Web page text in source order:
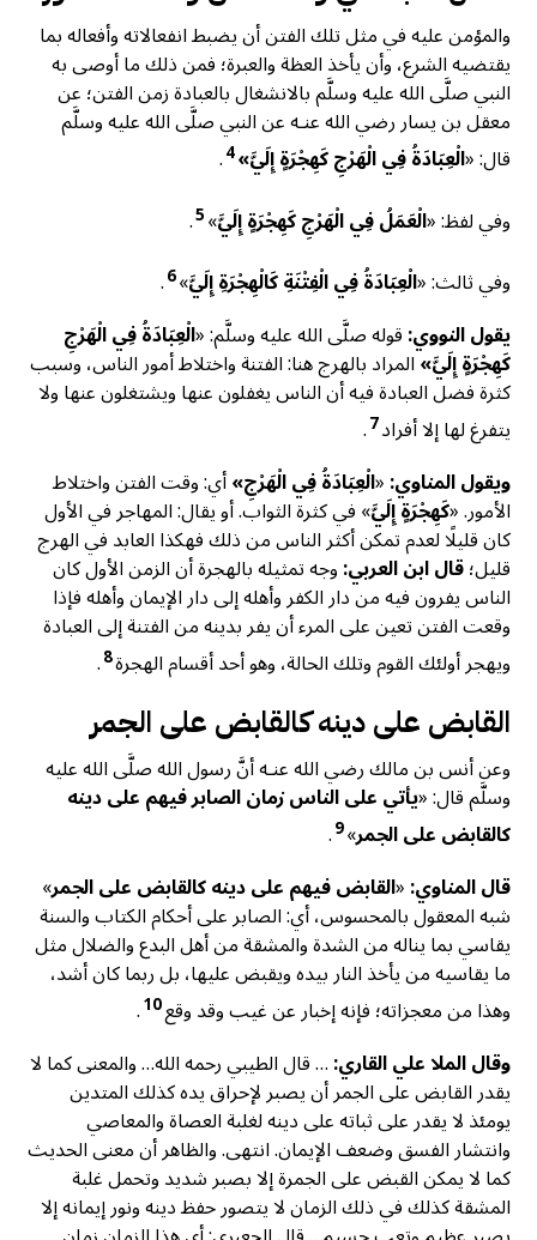
والمؤمن عليه في مثل تلك الفتن أن يضبط انفعالاته وأفعاله بما
يقتضيه الشرع، وأن يأخذ العظة والعبرة؛ فمن ذلك ما أوصى به
النبي صلَّى الله عليه وسلَّم بالانشغال بالعبادة زمن الفتن؛ عن
معقل بن يسار رضي الله عنـه عن النبي صلَّى الله عليه وسلَّم
قال: «الْعِبَادَةُ ‌فِي ‌الْهَرْجِ كَهِجْرَةٍ إِلَيَّ»4
.
وفي لفظ: «الْعَمَلُ فِي الْهَرْجِ كَهِجْرَةٍ إِلَيَّ»
5
.
وفي ثالث: «‌الْعِبَادَةُ ‌فِي ‌الْفِتْنَةِ كَالْهِجْرَةِ إِلَيَّ»
6
.
يقول النووي:قوله صلَّى الله عليه وسلَّم: «الْعِبَادَةُ ‌فِي ‌الْهَرْجِ
كَهِجْرَةٍ إِلَيَّ»المراد بالهرج هنا: الفتنة واختلاط أمور الناس، وسبب
كثرة فضل العبادة فيه أن الناس يغفلون عنها ويشتغلون عنها ولا
يتفرغ لها إلا أفراد7
.
ويقول المناوي:«الْعِبَادَةُ ‌فِي ‌الْهَرْجِ»أي: وقت الفتن واختلاط
الأمور. «كَهِجْرَةٍ إِلَيَّ» في كثرة الثواب. أو يقال: المهاجر في الأول
كان قليلًا لعدم تمكن أكثر الناس من ذلك فهكذا العابد في الهرج
قليل؛قال ابن العربي:وجه تمثيله بالهجرة أن الزمن الأول كان
الناس يفرون فيه من دار الكفر وأهله إلى دار الإيمان وأهله ‌فإذا
‌وقعت ‌الفتن ‌تعين ‌على ‌المرء ‌أن ‌يفر ‌بدينه ‌من ‌الفتنة إلى العبادة
ويهجر أولئك القوم وتلك الحالة، وهو أحد أقسام الهجرة8
.
القابض على دينه كالقابض على الجمر
وعن أنس بن مالك رضي الله عنـه أنَّ رسول الله صلَّى الله عليه
وسلَّم قال: «يأتي على الناس زمان الصابر فيهم على دينه
كالقابض على الجمر»
9
.
قال المناوي:«القابض فيهم على دينه كالقابض على الجمر»
شبه المعقول بالمحسوس، أي: الصابر على أحكام الكتاب والسنة
يقاسي بما يناله من الشدة والمشقة من أهل البدع والضلال مثل
ما يقاسيه من يأخذ النار بيده ويقبض عليها، بل ربما كان أشد،
وهذا من معجزاته؛ فإنه إخبار عن غيب وقد وقع10
.
وقال الملا علي القاري:… قال الطيبي رحمه الله… والمعنى كما لا
يقدر القابض على الجمر أن يصبر لإحراق يده كذلك المتدين
يومئذ لا يقدر على ثباته على دينه لغلبة العصاة والمعاصي
وانتشار الفسق وضعف الإيمان. انتهى. والظاهر أن معنى الحديث
كما لا يمكن القبض على الجمرة إلا بصبر شديد وتحمل غلبة
المشقة كذلك في ذلك الزمان لا يتصور حفظ دينه ونور إيمانه إلا